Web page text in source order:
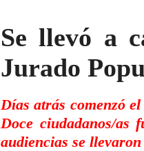
Se llevó a
Jurado
Días atrás comenzó
Doce ciudadanos/as
audiencias se